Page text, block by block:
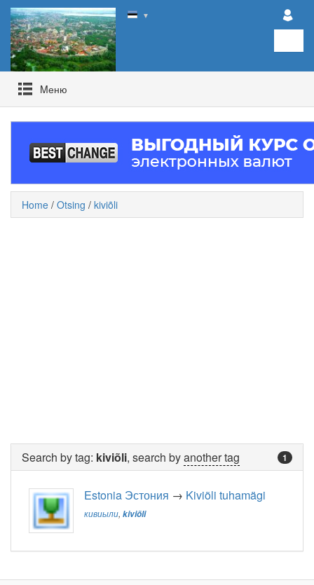
▼
Mеню
Home / Otsing / kiviõli
1
Search by tag: kiviõli, search byanother tag
Estonia Эстония → Kiviõli tuhamägi
кивиыли, kiviõli